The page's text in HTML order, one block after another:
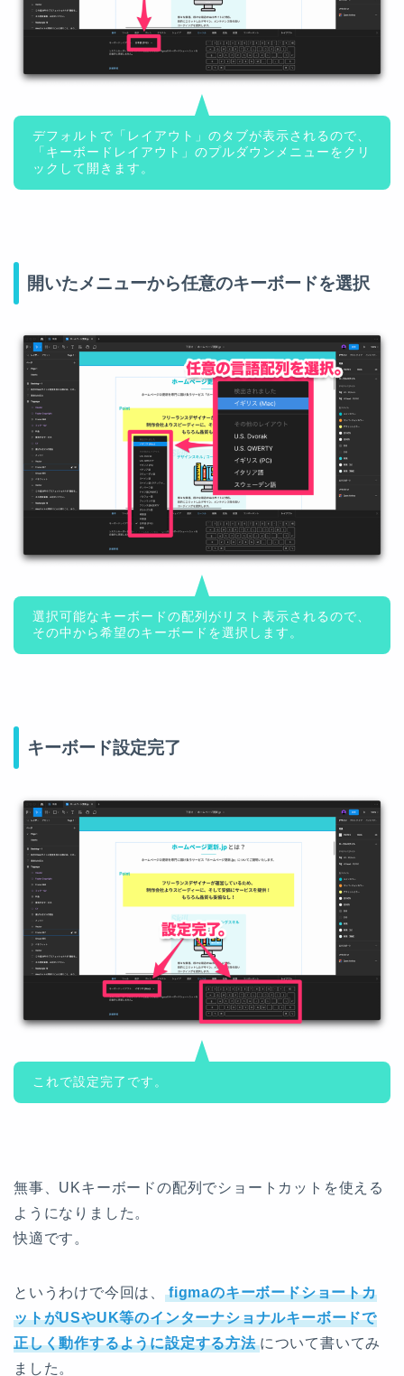
デフォルトで「レイアウト」のタブが表示されるので、
「キーボードレイアウト」のプルダウンメニューをクリ
ックして開きます。
開いたメニューから任意のキーボードを選択
選択可能なキーボードの配列がリスト表示されるので、
その中から希望のキーボードを選択します。
キーボード設定完了
これで設定完了です。
無事、UKキーボードの配列でショートカットを使える
ようになりました。
快適です。
というわけで今回は、
figmaのキーボードショートカ
ットがUSやUK等のインターナショナルキーボードで
正しく動作するように設定する方法 について書いてみ
ました。